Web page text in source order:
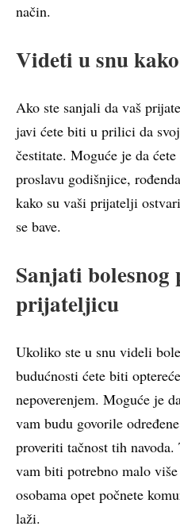
način.
Videti u snu
Ako ste sanjali da vaš
javi ćete biti u prilici da
čestitate. Moguće je da
proslavu godišnjice,
kako su vaši prijatelji
se bave.
Sanjati
prijateljicu
Ukoliko ste u snu videli
budućnosti ćete biti
nepoverenjem. Moguće je
vam budu govorile
proveriti tačnost tih navoda.
vam biti potrebno malo
osobama opet počnete
laži.